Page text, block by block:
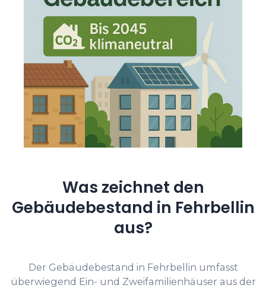
Was zeichnet den
Gebäudebestand in Fehrbellin
aus?
Der Gebäudebestand in Fehrbellin umfasst
überwiegend Ein- und Zweifamilienhäuser aus der